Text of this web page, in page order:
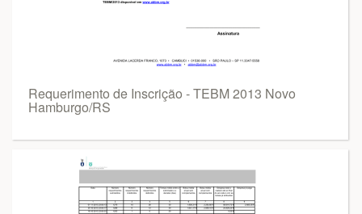
Requerimento de Inscrição - TEBM 2013 Novo
Hamburgo/RS